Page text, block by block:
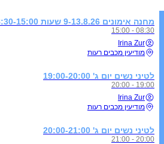
מחנה אימונים 9-13.8.26 שעות 8:30-15:00
08:30 - 15:00
Irina Zur
מודיעין מכבים רעות
לטיני נשים יום ג' 19:00-20:00
19:00 - 20:00
Irina Zur
מודיעין מכבים רעות
לטיני נשים יום ג' 20:00-21:00
20:00 - 21:00